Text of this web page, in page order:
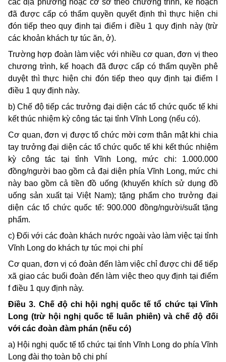
các địa phương hoặc cơ sở theo chương trình, kế hoạch
đã được cấp có thẩm quyền quyết định thì thực hiện chi
đón tiếp theo quy định tại điểm i điều 1 quy định này (trừ
các khoản khách tự túc ăn, ở).
Trường hợp đoàn làm việc với nhiều cơ quan, đơn vị theo
chương trình, kế hoạch đã được cấp có thẩm quyền phê
duyệt thì thực hiện chi đón tiếp theo quy định tại điểm l
điều 1 quy định này.
b) Chế độ tiếp các trưởng đại diện các tổ chức quốc tế khi
kết thúc nhiệm kỳ công tác tại tỉnh Vĩnh Long (nếu có).
Cơ quan, đơn vị được tổ chức mời cơm thân mật khi chia
tay trưởng đại diện các tổ chức quốc tế khi kết thúc nhiệm
kỳ công tác tại tỉnh Vĩnh Long, mức chi: 1.000.000
đồng/người bao gồm cả đại diện phía Vĩnh Long, mức chi
này bao gồm cả tiền đồ uống (khuyến khích sử dụng đồ
uống sản xuất tại Việt Nam); tặng phẩm cho trưởng đại
diện các tổ chức quốc tế: 900.000 đồng/người/suất tặng
phẩm.
c) Đối với các đoàn khách nước ngoài vào làm việc tại tỉnh
Vĩnh Long do khách tự túc mọi chi phí
Cơ quan, đơn vị có đoàn đến làm việc chỉ được chi để tiếp
xã giao các buổi đoàn đến làm việc theo quy định tại điểm
f điều 1 quy định này.
Điều 3. Chế độ chi hội nghị quốc tế tổ chức tại Vĩnh
Long (trừ hội nghị quốc tế luân phiên) và chế độ đối
với các đoàn đàm phán (nếu có)
a) Hội nghị quốc tế tổ chức tại tỉnh Vĩnh Long do phía Vĩnh
Long đài thọ toàn bộ chi phí